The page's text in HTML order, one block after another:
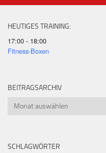
HEUTIGES TRAINING:
17:00 - 18:00
Fitness-Boxen
BEITRAGSARCHIV
Beitragsarchiv
SCHLAGWÖRTER